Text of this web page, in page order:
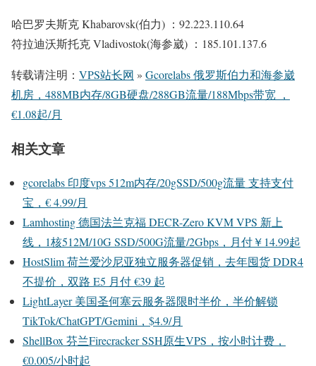
哈巴罗夫斯克 Khabarovsk(伯力) ：92.223.110.64
符拉迪沃斯托克 Vladivostok(海参崴) ：185.101.137.6
转载请注明： VPS站长网 » Gcorelabs 俄罗斯伯力和海参崴
机房，488MB内存/8GB硬盘/288GB流量/188Mbps带宽 ，
€1.08起/月
相关文章
gcorelabs 印度vps 512m内存/20gSSD/500g流量 支持支付
宝，€ 4.99/月
Lamhosting 德国法兰克福 DECR-Zero KVM VPS 新上
线，1核512M/10G SSD/500G流量/2Gbps，月付￥14.99起
HostSlim 荷兰爱沙尼亚独立服务器促销，去年囤货 DDR4
不提价，双路 E5 月付 €39 起
LightLayer 美国圣何塞云服务器限时半价，半价解锁
TikTok/ChatGPT/Gemini，$4.9/月
ShellBox 芬兰Firecracker SSH原生VPS，按小时计费，
€0.005/小时起